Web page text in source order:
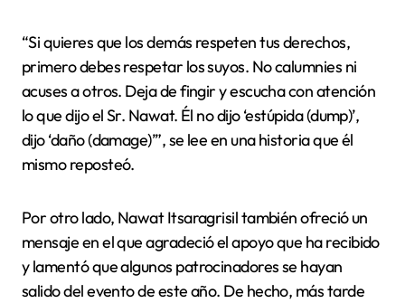
“Si quieres que los demás respeten tus derechos,
primero debes respetar los suyos. No calumnies ni
acuses a otros. Deja de fingir y escucha con atención
lo que dijo el Sr. Nawat. Él no dijo ‘estúpida (dump)’,
dijo ‘daño (damage)’”, se lee en una historia que él
mismo reposteó.
Por otro lado, Nawat Itsaragrisil también ofreció un
mensaje en el que agradeció el apoyo que ha recibido
y lamentó que algunos patrocinadores se hayan
salido del evento de este año. De hecho, más tarde